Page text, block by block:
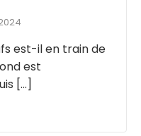
est-il en train de
est
[...]